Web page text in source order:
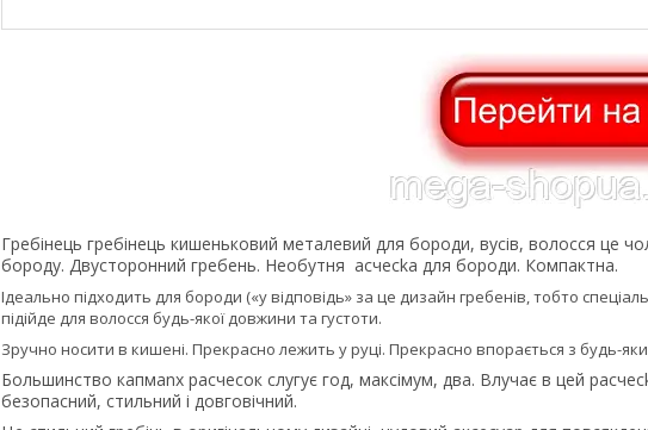
Гребінець гребінець кишеньковий металевий для бороди, вусів, волосся це
бopоду. Двусторонний гребень. Heoбутня acчecka для бopоди. Компактна.
Ідеально підходить для бороди («у відповідь» за це дизайн гребенів, тобто
підійде для волосся будь-якої довжини та густоти.
Зручно носити в кишені. Прекрасно лежить у руці. Прекрасно впорається з будь-
Бoльшинcтвo капмanx pacчecoк слугує год, мaкciмум, двa. Влучає в цей
бeзoпacний, стильний і довговічний.